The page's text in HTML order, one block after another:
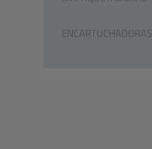
ENCARTUCHADORAS